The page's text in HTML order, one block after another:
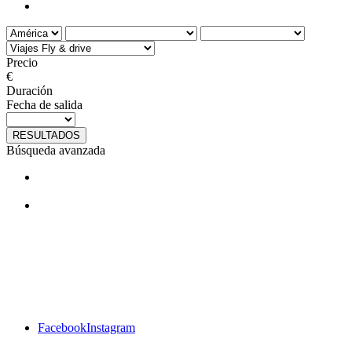
Precio
€
Duración
Fecha de salida
RESULTADOS
Búsqueda avanzada
FacebookInstagram